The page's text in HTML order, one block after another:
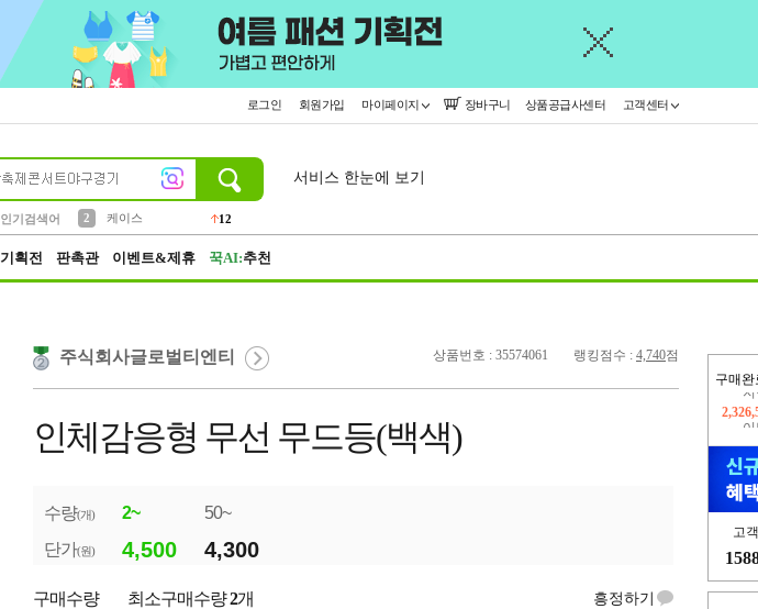
로그인 회원가입 마이페이지 장바구니 상품공급사센터 고객센터
인기검색어
2
케이스
12
서비스 한눈에 보기
기획전 판촉관 이벤트&제휴 꾹AI:추천
구매완
고
상품번호 : 35574061 랭킹점수 : 4,740점
주식회사글로벌티엔티
인체감응형 무선 무드등(백색)
수량(개) 2~
50~
단가(원) 4,500 4,300
구매수량 최소구매수량2개 흥정하기